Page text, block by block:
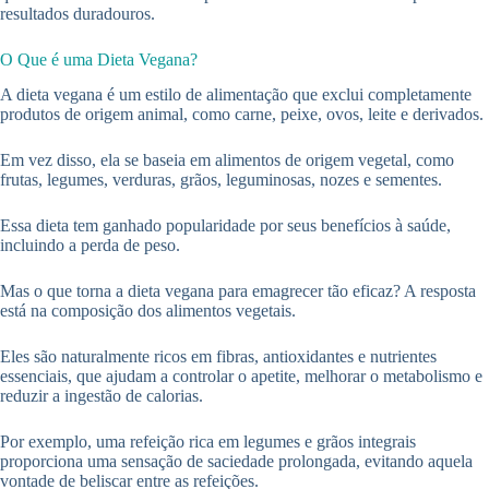
resultados duradouros.
O Que é uma Dieta Vegana?
A dieta vegana é um estilo de alimentação que exclui completamente
produtos de origem animal, como carne, peixe, ovos, leite e derivados.
Em vez disso, ela se baseia em alimentos de origem vegetal, como
frutas, legumes, verduras, grãos, leguminosas, nozes e sementes.
Essa dieta tem ganhado popularidade por seus benefícios à saúde,
incluindo a perda de peso.
Mas o que torna a dieta vegana para emagrecer tão eficaz? A resposta
está na composição dos alimentos vegetais.
Eles são naturalmente ricos em fibras, antioxidantes e nutrientes
essenciais, que ajudam a controlar o apetite, melhorar o metabolismo e
reduzir a ingestão de calorias.
Por exemplo, uma refeição rica em legumes e grãos integrais
proporciona uma sensação de saciedade prolongada, evitando aquela
vontade de beliscar entre as refeições.